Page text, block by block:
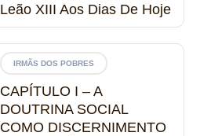
Leão XIII Aos Dias De Hoje
IRMÃS DOS POBRES
CAPÍTULO I – A
DOUTRINA SOCIAL
COMO DISCERNIMENTO